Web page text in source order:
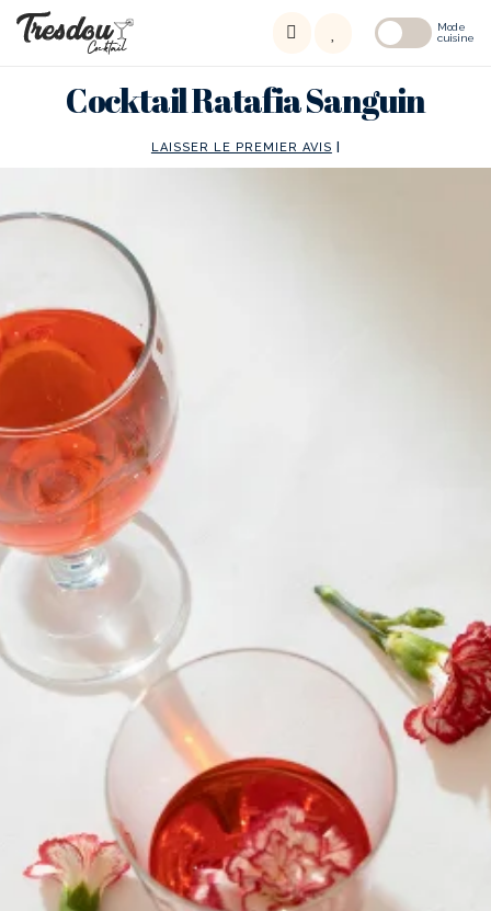
Mode
cuisine
Cocktail Ratafia Sanguin
LAISSER LE PREMIER AVIS